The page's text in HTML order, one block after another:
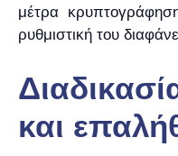
μέτρα
ρυθμιστική του
και